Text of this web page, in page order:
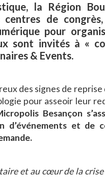
la Région
centres de
pour
sont invités à «
& Events.
des signes de
pour asseoir leur
Besançon
d’événements et de
et au cœur de la